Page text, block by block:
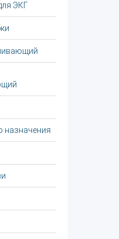
ЭКГ
назначения